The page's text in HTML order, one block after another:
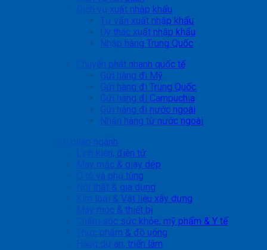
Dịch vụ xuất nhập khẩu
Tư vấn xuất nhập khẩu
Ủy thác xuất nhập khẩu
Nhập hàng Trung Quốc
Chuyển phát nhanh quốc tế
Gửi hàng đi Mỹ
Gửi hàng đi Trung Quốc
Gửi hàng đi Campuchia
Gửi hàng đi nước ngoài
Nhận hàng từ nước ngoài
Giải pháp ngành
Linh kiện, điện tử
May mặc & giày dép
Ô tô và phụ tùng
Nội thất & gia dụng
Kim loại & Vật liệu xây dựng
Máy móc & thiết bị
Chăm sóc sức khỏe, mỹ phẩm & Y tế
Thực phẩm & đồ uống
Hàng dự án, triển lãm